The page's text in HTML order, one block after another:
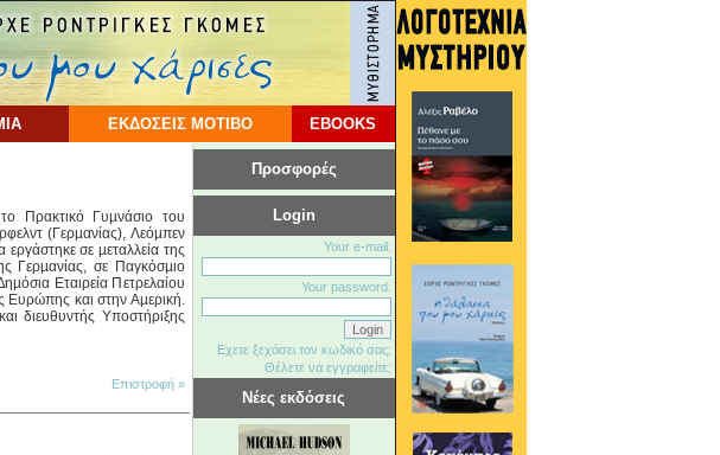
ΕΚΔΟΣΕΙΣ ΜΟΤΙΒΟ EBOOKS
Πρακτικό Γυµνάσιο του
(Γερµανίας), Λεόµπεν
σε µεταλλεία της
Γερµανίας, σε Παγκόσµιο
Εταιρεία Πετρελαίου
Ευρώπης και στην Αµερική.
διευθυντής Υποστήριξης
Επιστροφή »
Προσφορές
Login
Your e-mail:
Your password:
Εχετε ξεχάσει τον κωδικό σας;
Θέλετε να εγγραφείτε;
Νέες εκδόσεις